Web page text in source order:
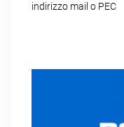
indirizzo mail o PEC